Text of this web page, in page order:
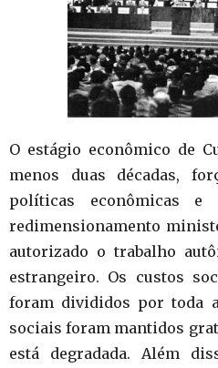
O estágio econômico de
menos duas décadas,
políticas econômicas
redimensionamento
autorizado o trabalho
estrangeiro. Os custos
foram divididos por toda
sociais foram mantidos
está degradada. Além